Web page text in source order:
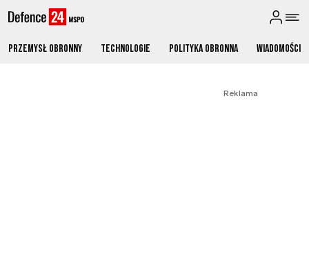
Przemysł obronny Technologie Polityka obronna Wiadomości
Reklama